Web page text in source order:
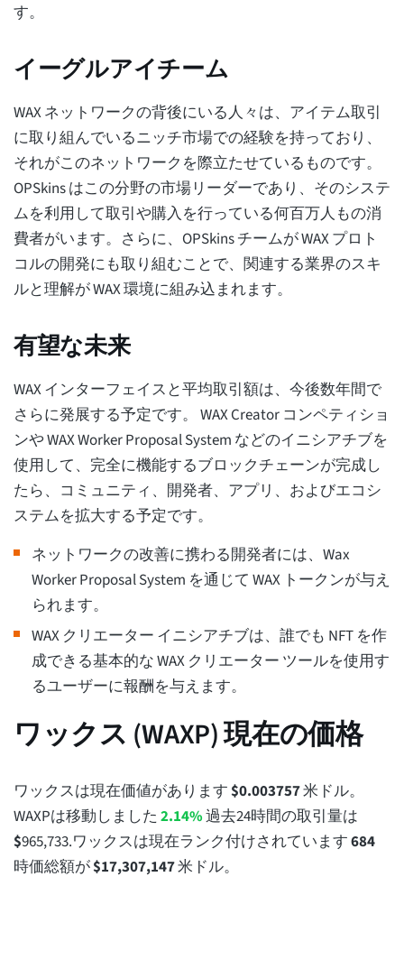
す。
イーグルアイチーム
WAX ネットワークの背後にいる人々は、アイテム取引
に取り組んでいるニッチ市場での経験を持っており、
それがこのネットワークを際立たせているものです。
OPSkins はこの分野の市場リーダーであり、そのシステ
ムを利用して取引や購入を行っている何百万人もの消
費者がいます。さらに、OPSkins チームが WAX プロト
コルの開発にも取り組むことで、関連する業界のスキ
ルと理解が WAX 環境に組み込まれます。
有望な未来
WAX インターフェイスと平均取引額は、今後数年間で
さらに発展する予定です。 WAX Creator コンペティショ
ンや WAX Worker Proposal System などのイニシアチブを
使用して、完全に機能するブロックチェーンが完成し
たら、コミュニティ、開発者、アプリ、およびエコシ
ステムを拡大する予定です。
ネットワークの改善に携わる開発者には、Wax
Worker Proposal System を通じて WAX トークンが与え
られます。
WAX クリエーター イニシアチブは、誰でも NFT を作
成できる基本的な WAX クリエーター ツールを使用す
るユーザーに報酬を与えます。
ワックス (WAXP) 現在の価格
ワックスは現在価値があります$0.003757米ドル。
WAXPは移動しました2.14%過去24時間の取引量は
$965,733.ワックスは現在ランク付けされています684
時価総額が$17,307,147米ドル。